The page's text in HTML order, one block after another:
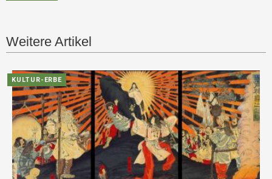
Weitere Artikel
KULTUR-ERBE